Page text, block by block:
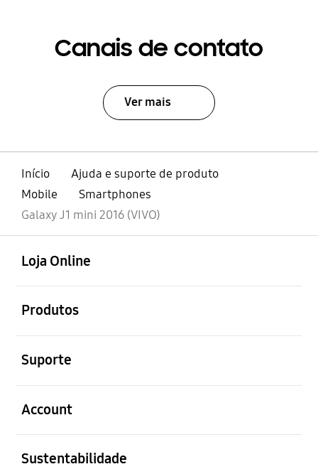
Canais de contato
Ver mais
Início
Ajuda e suporte de produto
Mobile
Smartphones
Galaxy J1 mini 2016 (VIVO)
Loja Online
Produtos
Suporte
Account
Sustentabilidade